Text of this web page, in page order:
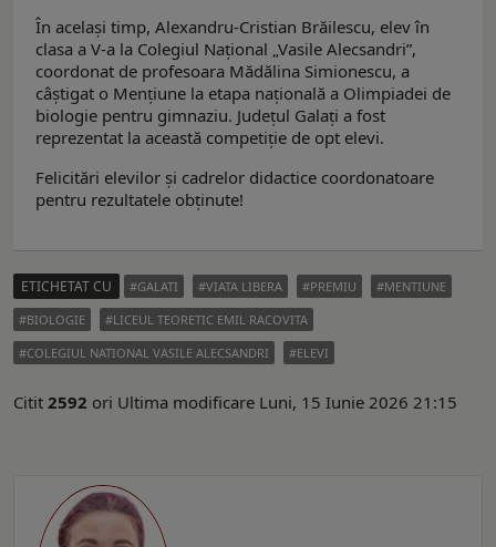
În acelaşi timp, Alexandru-Cristian Brăilescu, elev în
clasa a V-a la Colegiul Național „Vasile Alecsandri”,
coordonat de profesoara Mădălina Simionescu, a
câştigat o Mențiune la etapa națională a Olimpiadei de
biologie pentru gimnaziu. Județul Galați a fost
reprezentat la această competiție de opt elevi.
Felicitări elevilor și cadrelor didactice coordonatoare
pentru rezultatele obținute!
ETICHETAT CU GALATI VIATA LIBERA PREMIU
MENTIUNE
BIOLOGIE
LICEUL TEORETIC EMIL RACOVITA
COLEGIUL NATIONAL VASILE ALECSANDRI
ELEVI
Citit 2592 ori Ultima modificare Luni, 15 Iunie 2026 21:15